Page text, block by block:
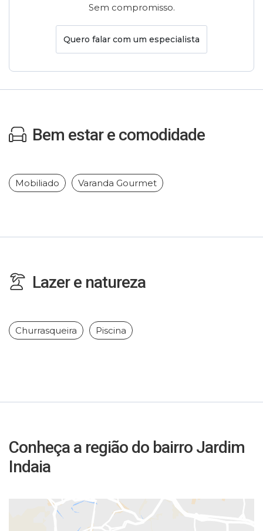
Sem compromisso.
Quero falar com um especialista
Bem estar e comodidade
Mobiliado Varanda Gourmet
Lazer e natureza
Churrasqueira Piscina
Conheça a região do bairro Jardim
Indaia